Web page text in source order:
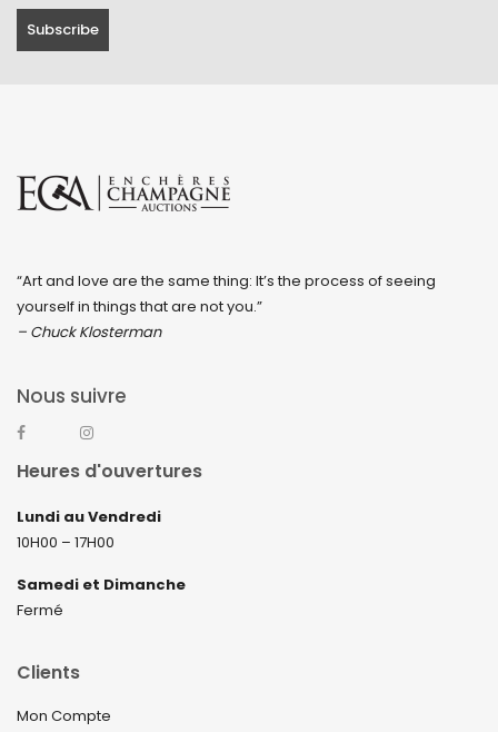
“Art and love are the same thing: It’s the process of seeing
yourself in things that are not you.”
– Chuck Klosterman
Nous suivre
Heures d'ouvertures
Lundi au Vendredi
10H00 – 17H00
Samedi et Dimanche
Fermé
Clients
Mon Compte